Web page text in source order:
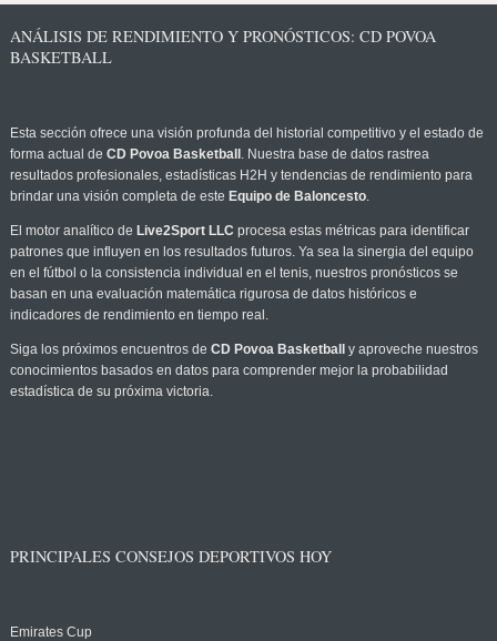
ANÁLISIS DE RENDIMIENTO Y PRONÓSTICOS: CD POVOA
BASKETBALL
Esta sección ofrece una visión profunda del historial competitivo y el estado de
forma actual de CD Povoa Basketball . Nuestra base de datos rastrea
resultados profesionales, estadísticas H2H y tendencias de rendimiento para
brindar una visión completa de este Equipo de Baloncesto.
El motor analítico de Live2Sport LLC procesa estas métricas para identificar
patrones que influyen en los resultados futuros. Ya sea la sinergia del equipo
en el fútbol o la consistencia individual en el tenis, nuestros pronósticos se
basan en una evaluación matemática rigurosa de datos históricos e
indicadores de rendimiento en tiempo real.
Siga los próximos encuentros de CD Povoa Basketball
y aproveche nuestros
conocimientos basados en datos para comprender mejor la probabilidad
estadística de su próxima victoria.
PRINCIPALES CONSEJOS DEPORTIVOS HOY
Emirates Cup